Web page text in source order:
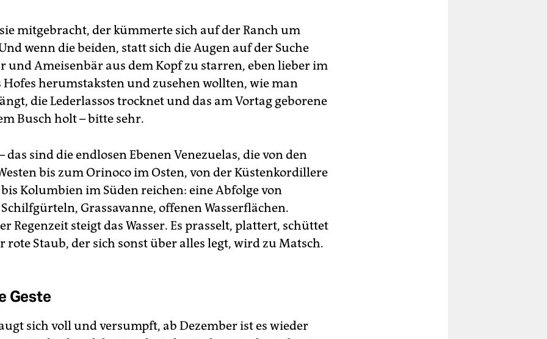
mitgebracht, der kümmerte sich auf der Ranch um
wenn die beiden, statt sich die Augen auf der Suche
und Ameisenbär aus dem Kopf zu starren, eben lieber im
Hofes herumstaksten und zusehen wollten, wie man
die Lederlassos trocknet und das am Vortag geborene
Busch holt – bitte sehr.
das sind die endlosen Ebenen Venezuelas, die von den
bis zum Orinoco im Osten, von der Küstenkordillere
Kolumbien im Süden reichen: eine Abfolge von
Grassavanne, offenen Wasserflächen.
Regenzeit steigt das Wasser. Es prasselt, plattert, schüttet
rote Staub, der sich sonst über alles legt, wird zu Matsch.
Geste
sich voll und versumpft, ab Dezember ist es wieder